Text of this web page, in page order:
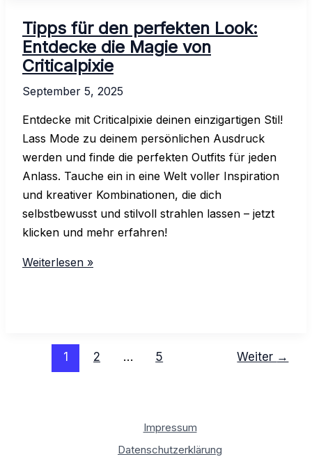
individuellen
Style
von
Criticalpixie
Tipps für den perfekten Look:
Entdecke die Magie von
Criticalpixie
September 5, 2025
Entdecke mit Criticalpixie deinen einzigartigen Stil!
Lass Mode zu deinem persönlichen Ausdruck
werden und finde die perfekten Outfits für jeden
Anlass. Tauche ein in eine Welt voller Inspiration
und kreativer Kombinationen, die dich
selbstbewusst und stilvoll strahlen lassen – jetzt
klicken und mehr erfahren!
Tipps
Entdecke
Weiterlesen »
1 2 … 5 Weiter →
Impressum
Datenschutzerklärung